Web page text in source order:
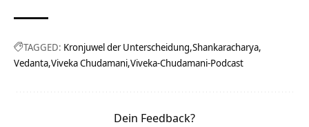
TAGGED: Kronjuwel der Unterscheidung Shankaracharya
Vedanta Viveka Chudamani Viveka-Chudamani-Podcast
Dein Feedback?